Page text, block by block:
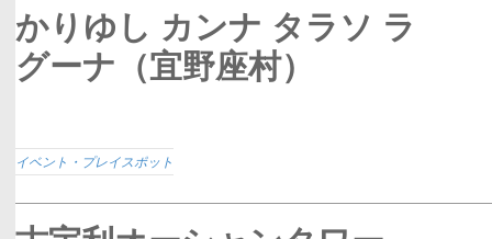
かりゆし カンナ タラソ ラ
グーナ（宜野座村）
イベント・プレイスポット